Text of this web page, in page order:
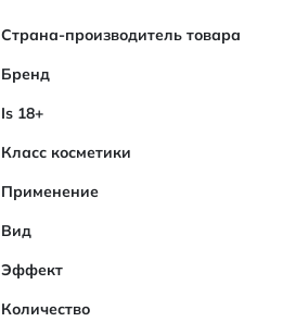
Характеристики
Страна-производитель товара
Бренд
Is 18+
Класс косметики
Применение
Вид
Эффект
Количество